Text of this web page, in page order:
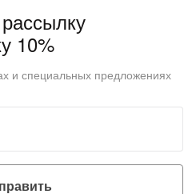
10%
и специальных предложениях